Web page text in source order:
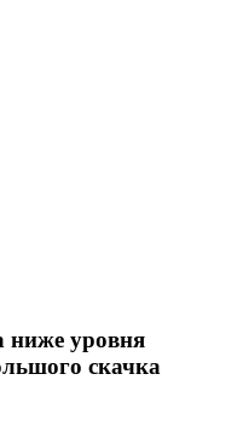
ниже уровня
скачка